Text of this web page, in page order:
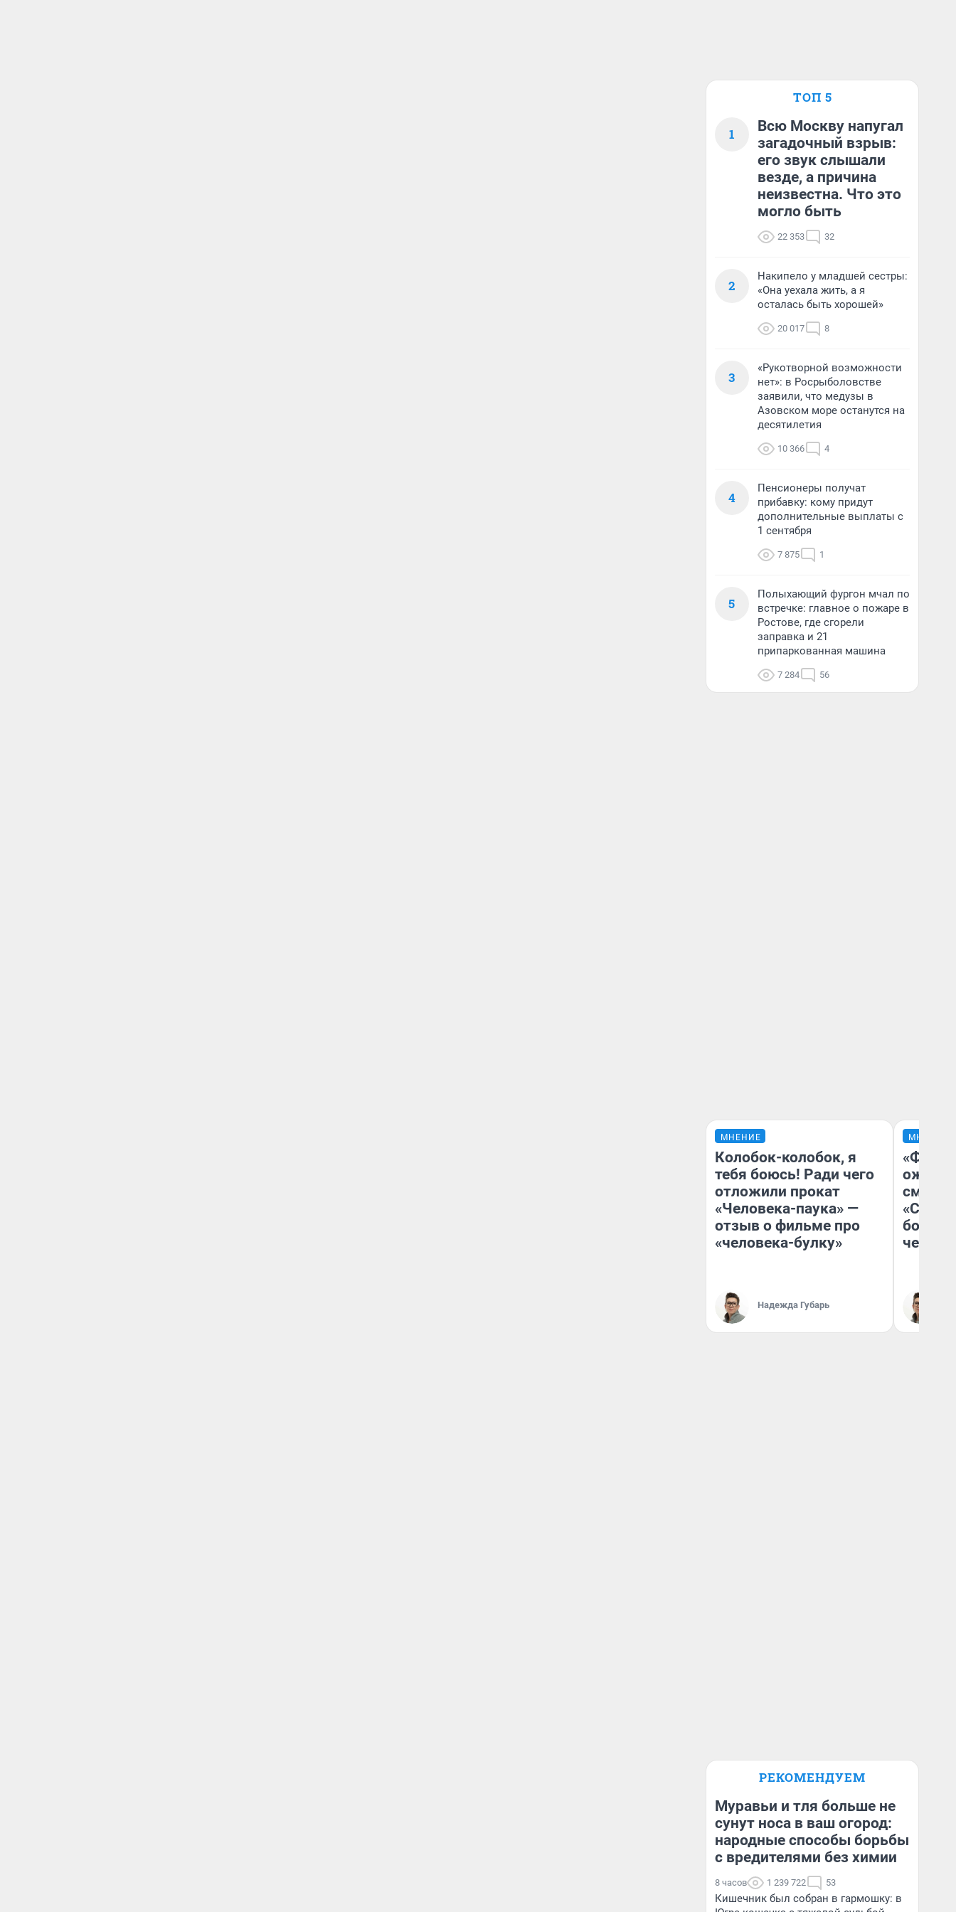
ТОП 5
1
Всю Москву напугал
загадочный взрыв:
его звук слышали
везде, а причина
неизвестна. Что это
могло быть
22 353 32
2
Накипело у младшей сестры:
«Она уехала жить, а я
осталась быть хорошей»
20 017 8
3
«Рукотворной возможности
нет»: в Росрыболовстве
заявили, что медузы в
Азовском море останутся на
десятилетия
10 366 4
4
Пенсионеры получат
прибавку: кому придут
дополнительные выплаты с
1 сентября
7 875 1
5
Полыхающий фургон мчал по
встречке: главное о пожаре в
Ростове, где сгорели
заправка и 21
припаркованная машина
7 284 56
МНЕНИЕ
Колобок-колобок, я
тебя боюсь! Ради чего
отложили прокат
«Человека-паука» —
отзыв о фильме про
«человека-булку»
Надежда Губарь
МНЕНИЕ
РЕКОМЕНДУЕМ
Муравьи и тля больше не
сунут носа в ваш огород:
народные способы борьбы
с вредителями без химии
8 часов 1 239 722 53
Кишечник был собран в гармошку: в